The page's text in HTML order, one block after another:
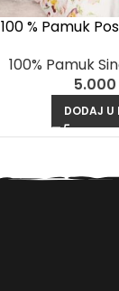
100 % Pamuk
100% Pamuk
5.000
DODAJ U